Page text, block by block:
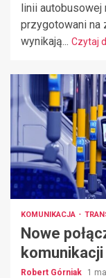
linii autobusowej
przygotowani na
wynikają... Czytaj
KOMUNIKACJA
Nowe
Robert Górniak 1